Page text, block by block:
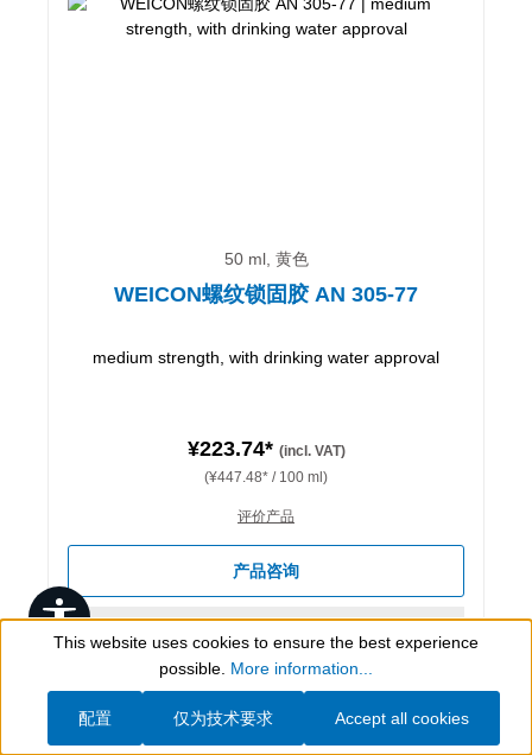
50 ml, 黄色
WEICON螺纹锁固胶 AN 305-77
medium strength, with drinking water approval
¥223.74* (incl. VAT)
(¥447.48* / 100 ml)
评价产品
产品咨询
Show toolbar
This website uses cookies to ensure the best experience
possible. More information...
仅为技术要求
配置 Accept all cookies